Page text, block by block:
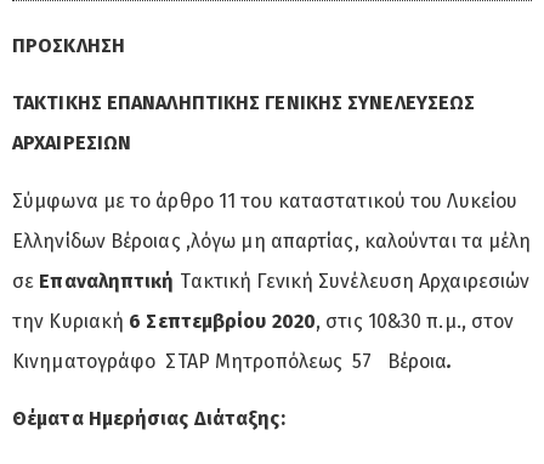
ΠPOΣKΛHΣH
TAKTIKHΣ ΕΠΑΝΑΛΗΠΤΙΚΗΣ ΓENIKHΣ ΣYNEΛEYΣEΩΣ
ΑΡΧΑΙΡΕΣΙΩΝ
Σύμφωνα με το άρθρο 11 του καταστατικού του Λυκείου
Ελληνίδων Βέροιας ,λόγω μη απαρτίας, καλούνται τα μέλη
σε Επαναληπτική Tακτική Γενική Συνέλευση Αρχαιρεσιών
την Κυριακή 6 Σεπτεμβρίου 2020, στις 10&30 π.μ., στον
Κινηματογράφο ΣΤΑΡ Μητροπόλεως 57 Βέροια.
Θέματα Ημερήσιας Διάταξης: